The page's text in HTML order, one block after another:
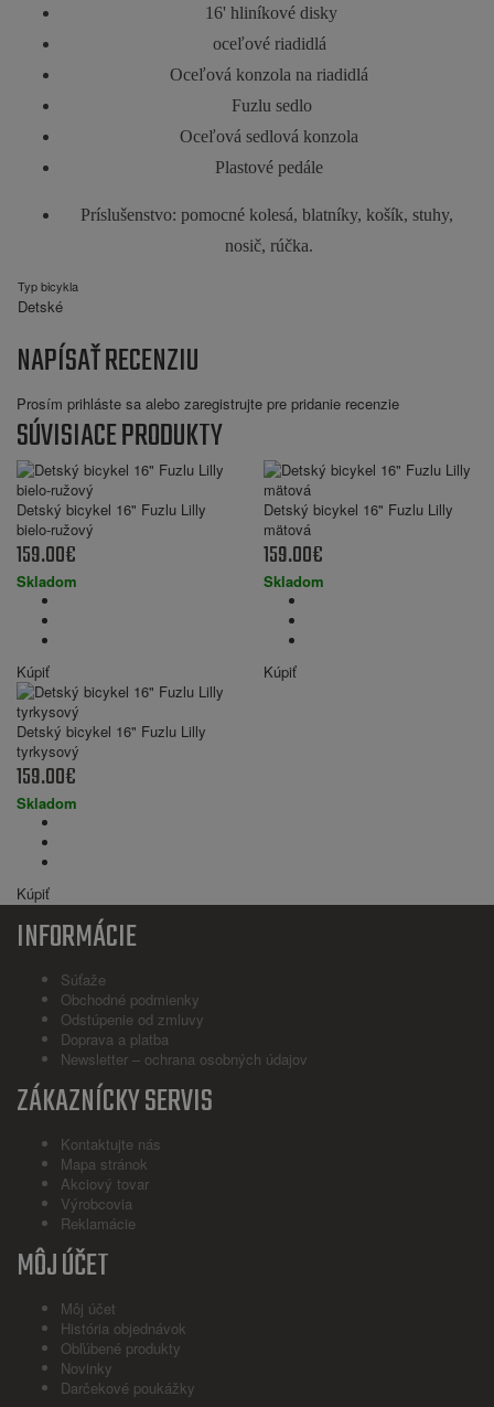
16' hliníkové disky
oceľové riadidlá
Oceľová konzola na riadidlá
Fuzlu sedlo
Oceľová sedlová konzola
Plastové pedále
Príslušenstvo: pomocné kolesá, blatníky, košík, stuhy,
nosič, rúčka.
Typ bicykla
Detské
NAPÍSAŤ RECENZIU
Prosím prihláste sa alebo zaregistrujte pre pridanie recenzie
SÚVISIACE PRODUKTY
Detský bicykel 16" Fuzlu Lilly
bielo-ružový
159.00€
Skladom
Kúpiť
Detský bicykel 16" Fuzlu Lilly
mätová
159.00€
Skladom
Kúpiť
Detský bicykel 16" Fuzlu Lilly
tyrkysový
159.00€
Skladom
Kúpiť
INFORMÁCIE
Súťaže
Obchodné podmienky
Odstúpenie od zmluvy
Doprava a platba
Newsletter – ochrana osobných údajov
ZÁKAZNÍCKY SERVIS
Kontaktujte nás
Mapa stránok
Akciový tovar
Výrobcovia
Reklamácie
MÔJ ÚČET
Môj účet
História objednávok
Obľúbené produkty
Novinky
Darčekové poukážky